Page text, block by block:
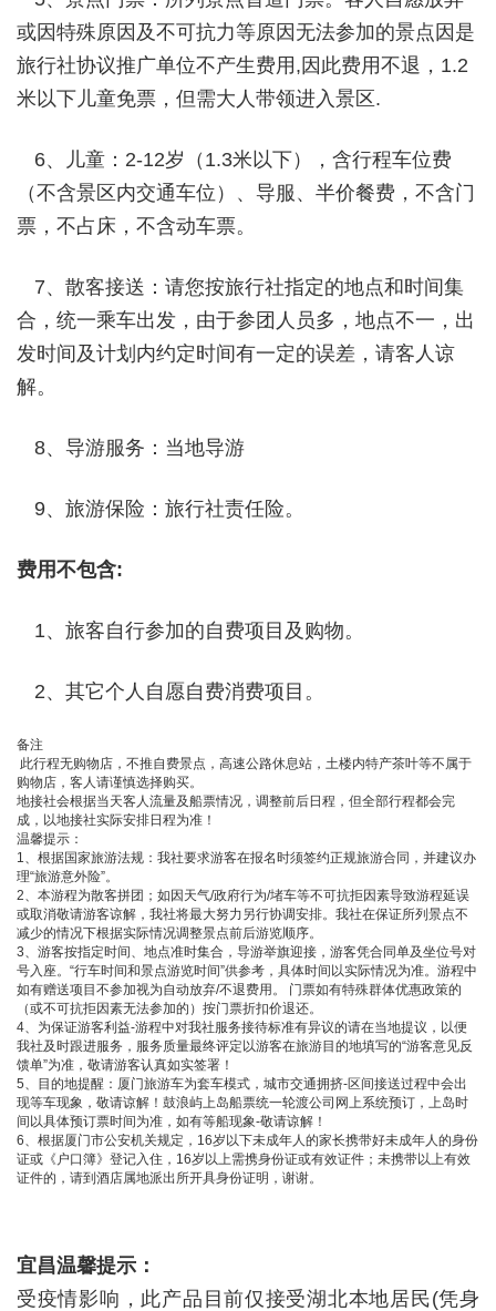
或因特殊原因及不可抗力等原因无法参加的景点因是
旅行社协议推广单位不产生费用 , 因此费用不退， 1.2
米以下儿童免票，但需大人带领进入景区 .
6、儿童： 2-12岁（ 1.3米以下），含行程车位费
（不含景区内交通车位）、导服、半价餐费，不含门
票，不占床，不含动车票。
7、散客接送：请您按旅行社指定的地点和时间集
合，统一乘车出发，由于参团人员多，地点不一，出
发时间及计划内约定时间有一定的误差，请客人谅
解。
8、导游服务：当地导游
9、旅游保险：旅行社责任险。
费用不包含:
1、旅客自行参加的自费项目及购物。
2、其它个人自愿自费消费项目。
备注
此行程无购物店，不推自费景点，高速公路休息站，土楼内特产茶叶等不属于
购物店，客人请谨慎选择购买。
地接社会根据当天客人流量及船票情况，调整前后日程，但全部行程都会完
成，以地接社实际安排日程为准！
温馨提示：
1、根据国家旅游法规：我社要求游客在报名时须签约正规旅游合同，并建议办
理“旅游意外险”。
2、本游程为散客拼团；如因天气/政府行为/堵车等不可抗拒因素导致游程延误
或取消敬请游客谅解，我社将最大努力另行协调安排。我社在保证所列景点不
减少的情况下根据实际情况调整景点前后游览顺序。
3、游客按指定时间、地点准时集合，导游举旗迎接，游客凭合同单及坐位号对
号入座。“行车时间和景点游览时间”供参考，具体时间以实际情况为准。游程中
如有赠送项目不参加视为自动放弃/不退费用。 门票如有特殊群体优惠政策的
（或不可抗拒因素无法参加的）按门票折扣价退还。
4、为保证游客利益-游程中对我社服务接待标准有异议的请在当地提议，以便
我社及时跟进服务，服务质量最终评定以游客在旅游目的地填写的“游客意见反
馈单”为准，敬请游客认真如实签署！
5、目的地提醒：厦门旅游车为套车模式，城市交通拥挤-区间接送过程中会出
现等车现象，敬请谅解！鼓浪屿上岛船票统一轮渡公司网上系统预订，上岛时
间以具体预订票时间为准，如有等船现象-敬请谅解！
6、根据厦门市公安机关规定，16岁以下未成年人的家长携带好未成年人的身份
证或《户口簿》登记入住，16岁以上需携身份证或有效证件；未携带以上有效
证件的，请到酒店属地派出所开具身份证明，谢谢。
宜昌温馨提示：
受疫情影响，此产品目前仅接受湖北本地居民(凭身